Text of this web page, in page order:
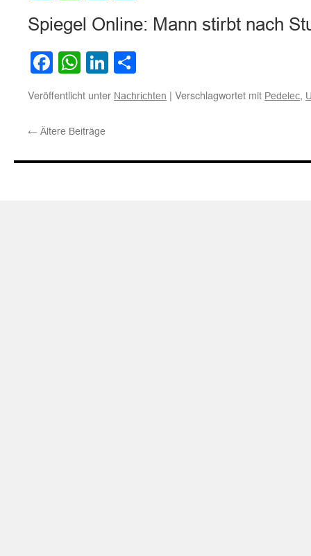
Spiegel Online: Mann stirbt nach
Facebook
WhatsApp
LinkedIn
Veröffentlicht unter Nachrichten | Verschlagwortet mit Pedelec,
← Ältere Beiträge